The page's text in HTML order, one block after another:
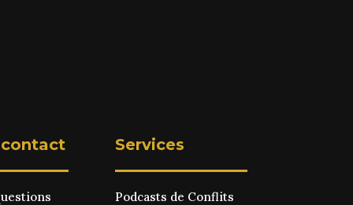
Services
Podcasts de Conflits